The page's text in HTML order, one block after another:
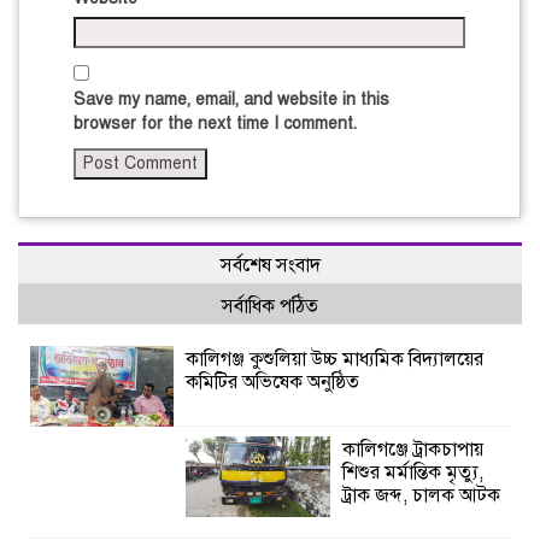
Save my name, email, and website in this
browser for the next time I comment.
সর্বশেষ সংবাদ
সর্বাধিক পঠিত
কালিগঞ্জ কুশুলিয়া উচ্চ মাধ্যমিক বিদ্যালয়ের
কমিটির অভিষেক অনুষ্ঠিত
কালিগঞ্জে ট্রাকচাপায়
শিশুর মর্মান্তিক মৃত্যু,
ট্রাক জব্দ, চালক আটক